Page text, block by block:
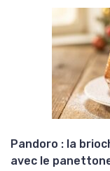
Pandoro : la
avec le